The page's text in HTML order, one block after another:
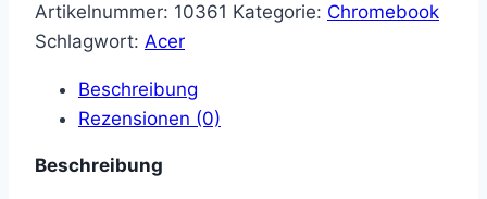
Artikelnummer: 10361 Kategorie: Chromebook
Schlagwort: Acer
Beschreibung
Rezensionen (0)
Beschreibung